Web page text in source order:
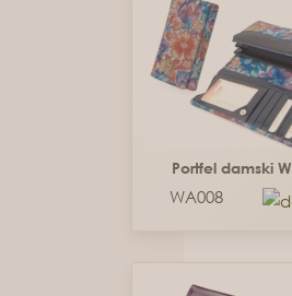
Portfel damski
WA008